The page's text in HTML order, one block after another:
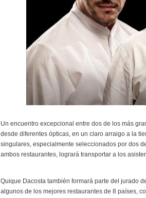
Un encuentro excepcional entre dos de los más
desde diferentes ópticas, en un claro arraigo a la
singulares, especialmente seleccionados por dos
ambos restaurantes, logrará transportar a los
Quique Dacosta también formará parte del jurado
algunos de los mejores restaurantes de 8 países,